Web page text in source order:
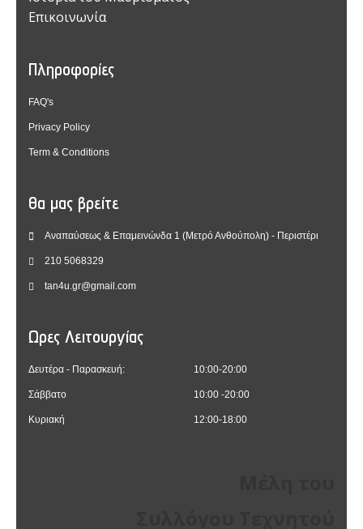
Επικοινωνία
Πληροφορίες
FAQ's
Privacy Policy
Term & Conditions
Θα μας βρείτε
Αναπαύσεως & Επαμεινώνδα 1 (Μετρό Ανθούπολη) - Περιστέρι
210 5068329
tan4u.gr@gmail.com
Ωρες Λειτουργίας
Δευτέρα - Παρασκευή:
Σάββατο
Κυριακή
10:00-20:00
10:00 -20:00
12:00-18:00